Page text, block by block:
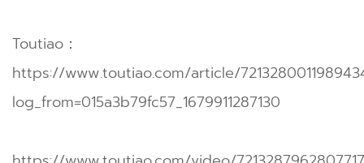
Toutiao：
https://www.toutiao.com/article/
log_from=015a3b79fc57_1679911287130